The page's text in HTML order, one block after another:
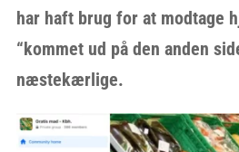
har haft brug for at modtage
“kommet ud på den anden
næstekærlige.